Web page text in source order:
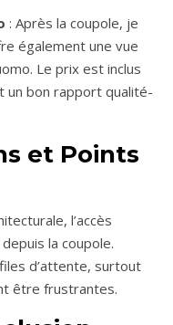
: Après la coupole, je
également une vue
Le prix est inclus
un bon rapport qualité-
et Points
l’accès
la coupole.
d’attente, surtout
être frustrantes.